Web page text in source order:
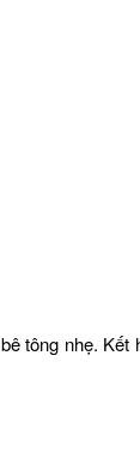
tông nhẹ.